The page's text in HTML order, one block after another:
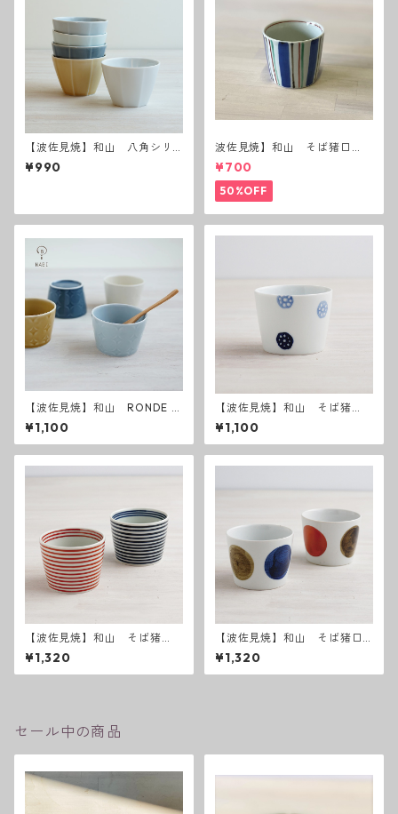
【波佐見焼】和山 八角シリ
ーズ フリーカップS
¥990
波佐見焼】和山 そば猪口
（十草）
¥700
50%OFF
【波佐見焼】和山 RONDE フ
リーカップ
¥1,100
【波佐見焼】和山 そば猪
口 レンコン柄
¥1,100
【波佐見焼】和山 そば猪
口 藍駒・朱駒
¥1,320
【波佐見焼】和山 そば猪口
青丸紋・赤丸紋
¥1,320
セール中の商品